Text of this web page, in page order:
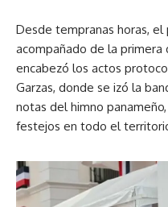
Desde tempranas horas, el
acompañado de la primera
encabezó los actos
Garzas, donde se izó la
notas del himno
festejos en todo el